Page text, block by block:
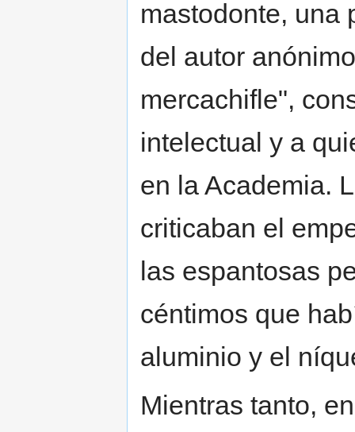
mastodonte, una
del autor
mercachifle",
intelectual y a
en la Academia.
criticaban el
las espantosas
céntimos que
aluminio y el
Mientras tanto,